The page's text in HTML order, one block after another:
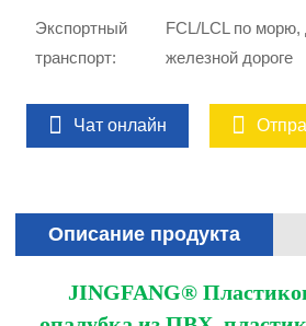
Экспортный
транспорт:
FCL/LCL по морю,
железной дороге
Чат онлайн
Описание продукта
JINGFANG®